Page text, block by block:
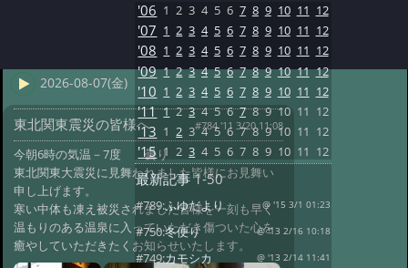
2026-08-07(金)
東北関東震災の皆様へ #784 '11 3/20 11:08
今朝6時の気温－7度 曇り
東北関東大震災に見舞われました皆様にお見舞い
申し上げます。
寒い中体も凍え被災されました皆様を一刻も早く
温もりのある温泉に入っていただき傷ついた心を
癒やしていただきたくお知らせいたします。
'06 1 2 3 4 5 6 7 8 9 10 11 12
'07 1 2 3 4 5 6 7 8 9 10 11 12
'08 1 2 3 4 5 6 7 8 9 10 11 12
'09 1 2 3 4 5 6 7 8 9 10 11 12
'10 1 2 3 4 5 6 7 8 9 10 11 12
'11 1 2 3 4 5 6 7 8 9 10 11 12
'13 1 2 3 4 5 6 7 8 9 10 11 12
'15 1 2 3 4 5 6 7 8 9 10 11 12
最新記事1-50
#789:ふゆだより @ '15 3/1 01:23
#750:冬便り @ '13 2/16 10:18
#749:カモシカ @ '13 2/14 11:41